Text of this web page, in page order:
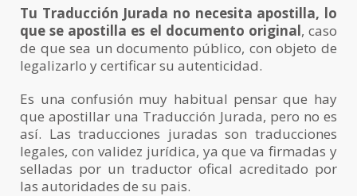
Tu Traducción Jurada no necesita apostilla, lo
que se apostilla es el documento original, caso
de que sea un documento público, con objeto de
legalizarlo y certificar su autenticidad.
Es una confusión muy habitual pensar que hay
que apostillar una Traducción Jurada, pero no es
así. Las traducciones juradas son traducciones
legales, con validez jurídica, ya que va firmadas y
selladas por un traductor ofical acreditado por
las autoridades de su pais.